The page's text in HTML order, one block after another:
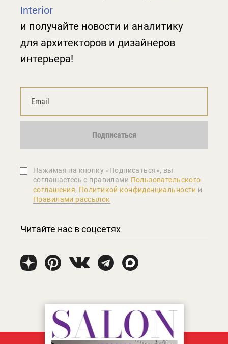
Interior
и получайте новости и аналитику
для архитекторов и дизайнеров
интерьера!
Подписаться
Нажимая на кнопку «Подписаться», вы
соглашаетеcь с правилами Пользовательского
соглашения, Политикой конфиденциальности и
Правилами рассылок
Читайте нас в соцсетях